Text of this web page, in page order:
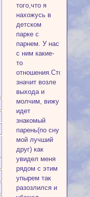
того,что я
нахожусь в
детском
парке с
парнем. У нас
с ним какие-
то
отношения.Стоим
значит возле
выхода и
молчим, вижу
идет
знакомый
парень(по сну
мой лучший
друг) как
увидел меня
рядом с этим
упырем так
разозлился и